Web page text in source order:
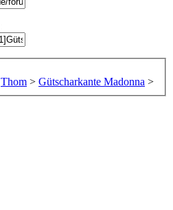
Thom > Gütscharkante Madonna >